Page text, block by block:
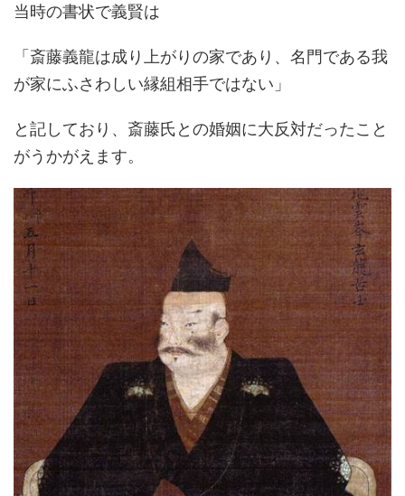
当時の書状で義賢は
「斎藤義龍は成り上がりの家であり、名門である我
が家にふさわしい縁組相手ではない」
と記しており、斎藤氏との婚姻に大反対だったこと
がうかがえます。